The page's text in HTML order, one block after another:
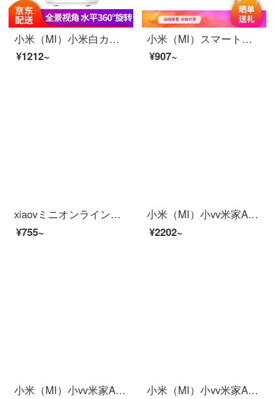
小米（MI）小米白カメラモニタ高清夜間テレビ360°家庭用白米家白スマートカメラ雲台携帯電話遠隔wifiネットワーク無線【特恵】白雲台カメラ雲台版1080 Pコース二（カメラ＋16 G高速メモリカード）
¥1212~
小米（MI）スマートカメラ1080 Pハイビジョン夜間テレビ家庭用カメラ携帯電話の遠隔wifiネットワークの無線監視カメラC 1は小米の生態を再生する白色のスマートカメラの大衆版1080 pを見ます。
¥907~
xiaovミニオンライン连动家庭用防犯カメラ心享版
¥755~
小米（MI）小vv米家APPビディオカーメンテリングアロン360°云台スピンビオラ家庭用赤外線夜間テレビワイヤレスタネト停電防止カメラ2 K【2 K防水スピン】米家xiaovア雲台+64 Gカード
¥2202~
小米（MI）小vv米家APPビディオカーメンテリングアロン360°云台スピンビオラ家庭用赤外線夜間テレビワイヤレスタネット停電防止カメラ2 K【2 K防水スピン】米家xiaovア雲台+16 G
小米（MI）小vv米家APPビディオカーメンテリングアロン360°云台スピンビオラ家庭用赤外線夜間テレビワイヤレスタネト电撃防止犯カメラ2 K外置电断継続版】米家xiaovア雲台+64 Gカード